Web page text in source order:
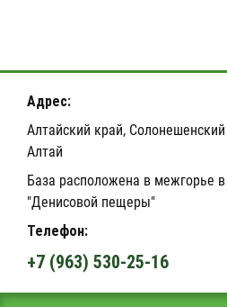
Адрес:
Алтайский край,
Алтай
База расположена в межгорье
"Денисовой пещеры"
Телефон:
+7 (963) 530-25-16